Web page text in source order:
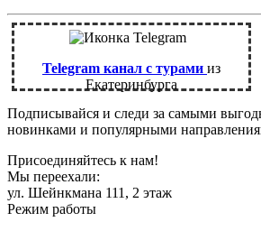
Telegram канал с турами из
Екатеринбурга
Подписывайся и следи за самыми
новинками и популярными
Присоединяйтесь к нам!
Мы переехали:
ул. Шейнкмана 111, 2 этаж
Режим работы